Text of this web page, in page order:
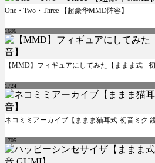
One・Two・Three 【超豪华MMD阵容】
1696
【MMD】フィギュアにしてみた【ままま式 -
1724
ネコミミアーカイブ【ままま猫耳式-初音ミク.
1705